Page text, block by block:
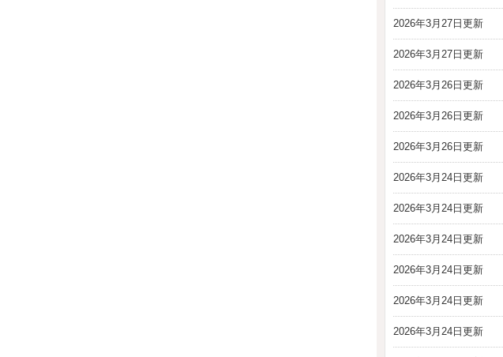
2026年3月27日更新
2026年3月27日更新
2026年3月26日更新
2026年3月26日更新
2026年3月26日更新
2026年3月24日更新
2026年3月24日更新
2026年3月24日更新
2026年3月24日更新
2026年3月24日更新
2026年3月24日更新